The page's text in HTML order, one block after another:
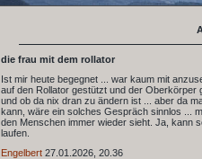
die frau mit dem rollator
Ist mir heute begegnet ... war kaum mit
auf den Rollator gestützt und der Oberkörper
und ob da nix dran zu ändern ist ... aber da
kann, wäre ein solches Gespräch sinnlos ...
den Menschen immer wieder sieht. Ja, kann
laufen.
Engelbert 27.01.2026, 20.36